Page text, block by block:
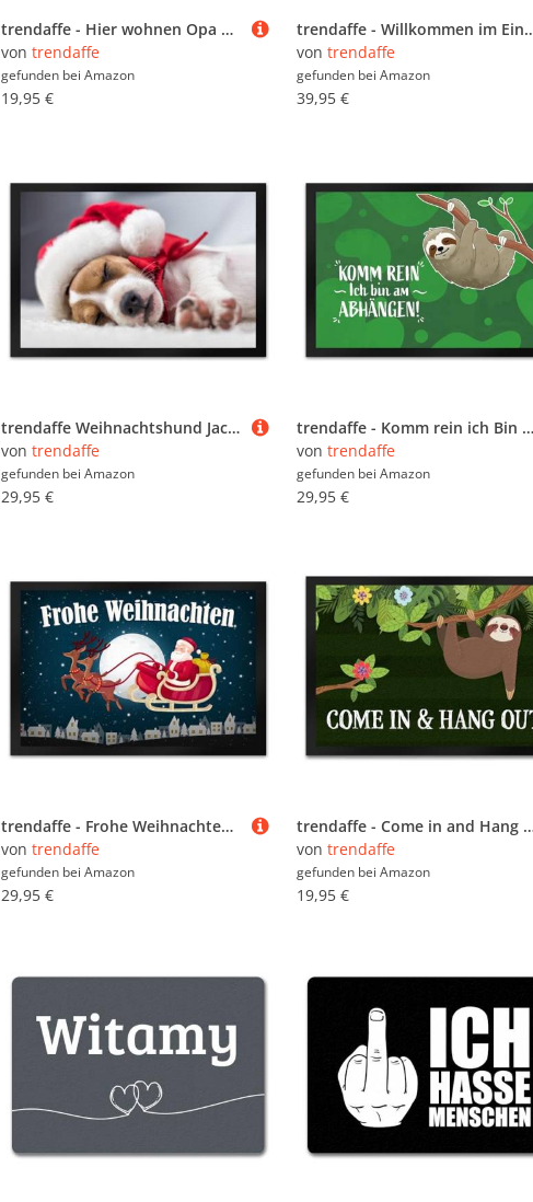
trendaffe - Hier wohnen Opa und Oma Fußmatte in 35x50 cm - Elternregeln Enden Hier in grau mit Herz die Omi und Opa Schmutzfangmatte als Geschenkidee für die liebsten Menschen auf der Welt
von trendaffe
gefunden bei Amazon
19,95 €
trendaffe - Willkommen im
von trendaffe
gefunden bei Amazon
39,95 €
trendaffe Weihnachtshund Jack mit Nikolausmütze Fußmatte XL
von trendaffe
gefunden bei Amazon
29,95 €
trendaffe - Komm rein ich Bin am Abhängen Fußmatte mit süßem Faultier
von trendaffe
gefunden bei Amazon
29,95 €
trendaffe - Frohe Weihnachten Fußmatte XL mit Weihnachtsmann Motiv
von trendaffe
gefunden bei Amazon
29,95 €
trendaffe - Come in and Hang Out Fußmatte
von trendaffe
gefunden bei Amazon
19,95 €